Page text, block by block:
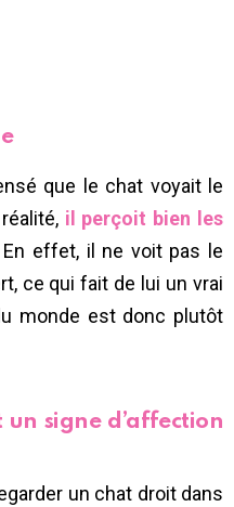
que le chat voyait le
il perçoit bien les
effet, il ne voit pas le
ce qui fait de lui un vrai
monde est donc plutôt
signe d’affection
un chat droit dans